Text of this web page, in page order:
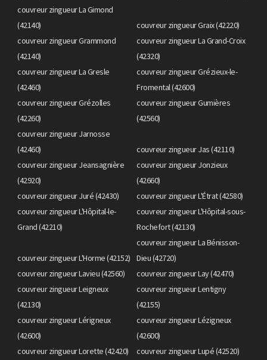
couvreur zingueur La Gimond
(42140)
couvreur zingueur Graix (42220)
couvreur zingueur Grammond
(42140)
couvreur zingueur La Grand-Croix
(42320)
couvreur zingueur La Gresle
(42460)
couvreur zingueur Grézieux-le-
Fromental (42600)
couvreur zingueur Grézolles
(42260)
couvreur zingueur Gumières
(42560)
couvreur zingueur Jarnosse
(42460)
couvreur zingueur Jas (42110)
couvreur zingueur Jeansagnière
(42920)
couvreur zingueur Jonzieux
(42660)
couvreur zingueur Juré (42430)
couvreur zingueur L'Étrat (42580)
couvreur zingueur L'Hôpital-le-
Grand (42210)
couvreur zingueur L'Hôpital-sous-
Rochefort (42130)
couvreur zingueur L'Horme (42152)
couvreur zingueur La Bénisson-
Dieu (42720)
couvreur zingueur Lavieu (42560)
couvreur zingueur Lay (42470)
couvreur zingueur Leigneux
(42130)
couvreur zingueur Lentigny
(42155)
couvreur zingueur Lérigneux
(42600)
couvreur zingueur Lézigneux
(42600)
couvreur zingueur Lorette (42420)
couvreur zingueur Lupé (42520)